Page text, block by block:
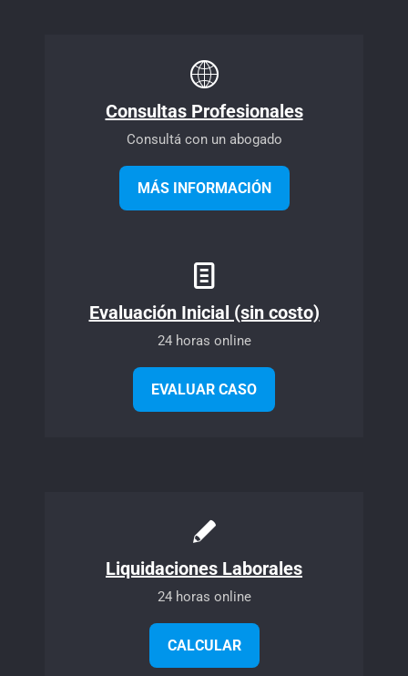
Consultas Profesionales
Consultá con un abogado
MÁS INFORMACIÓN
Evaluación Inicial (sin costo)
24 horas online
EVALUAR CASO
Liquidaciones Laborales
24 horas online
CALCULAR